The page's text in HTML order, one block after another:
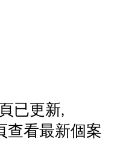
已更新,
查看最新個案